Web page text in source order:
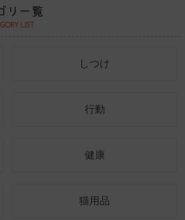
しつけ
行動
健康
猫用品